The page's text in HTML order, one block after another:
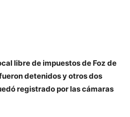
libre de impuestos de Foz de
detenidos y otros dos
registrado por las cámaras